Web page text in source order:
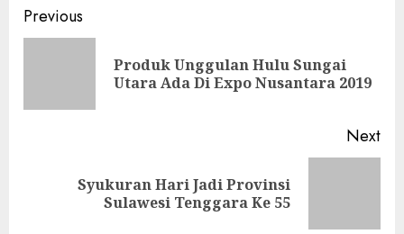
Continue
Reading
Previous
Produk Unggulan Hulu Sungai
Utara Ada Di Expo Nusantara 2019
Next
Syukuran Hari Jadi Provinsi
Sulawesi Tenggara Ke 55